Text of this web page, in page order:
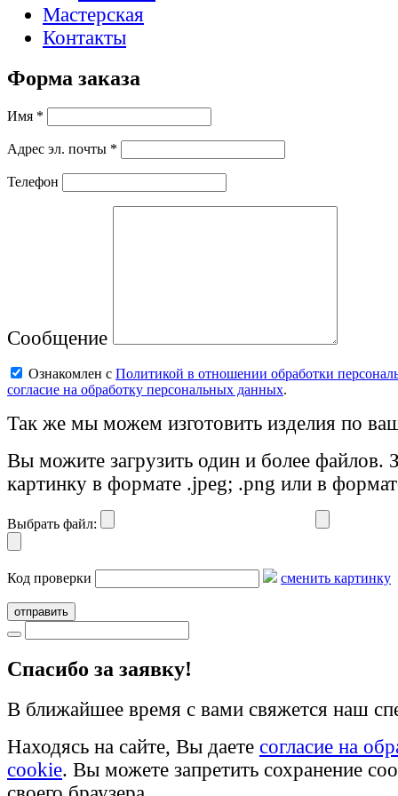
Мастерская
Контакты
Форма заказа
Имя *
Адрес эл. почты *
Телефон
Сообщение
Ознакомлен с Политикой в отношении обработки
согласие на обработку персональных данных.
Так же мы можем изготовить изделия по
Вы можите загрузить один и более файлов.
картинку в формате .jpeg; .png или в
Выбрать файл:
Код проверки сменить картинку
отправить
Cпасибо за заявку!
В ближайшее время с вами свяжется наш
Находясь на сайте, Вы даете согласие на
cookie. Вы можете запретить сохранение